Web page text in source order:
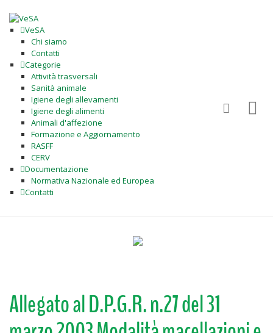
VeSA
Chi siamo
Contatti
Categorie
Attività trasversali
Sanità animale
Igiene degli allevamenti
Igiene degli alimenti
Animali d'affezione
Formazione e Aggiornamento
RASFF
CERV
Documentazione
Normativa Nazionale ed Europea
Contatti
Allegato al D.P.G.R. n.27 del 31